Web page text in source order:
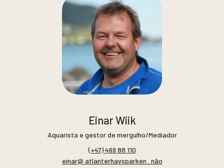
Einar Wiik
Aquarista e gestor de mergulho/Mediador
(+47) 469 88 110
einar@ atlanterhavsparken . não